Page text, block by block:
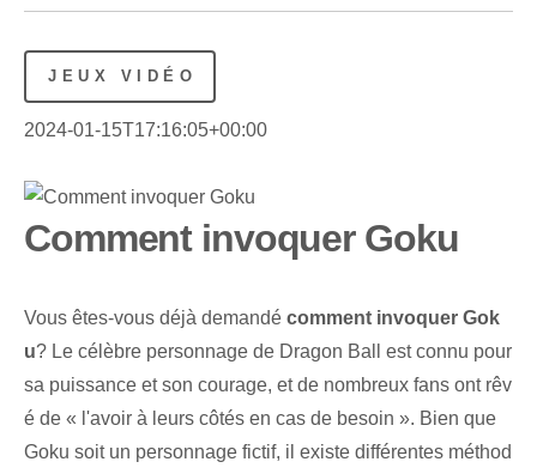
JEUX VIDÉO
2024-01-15T17:16:05+00:00
Comment invoquer Goku
Vous êtes-vous déjà demandé comment invoquer Gok
u? Le célèbre personnage de Dragon Ball est connu pour
sa puissance et son courage, et de nombreux fans⁢ ont rêv
é de « l'avoir à leurs côtés en cas de besoin ». Bien que
Goku soit un personnage fictif, il existe différentes méthod